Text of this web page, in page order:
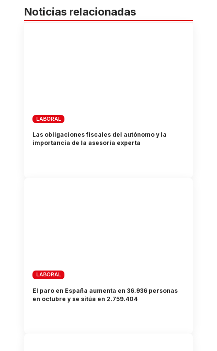
Noticias relacionadas
LABORAL
Las obligaciones fiscales del autónomo y la
importancia de la asesoría experta
LABORAL
El paro en España aumenta en 36.936 personas
en octubre y se sitúa en 2.759.404